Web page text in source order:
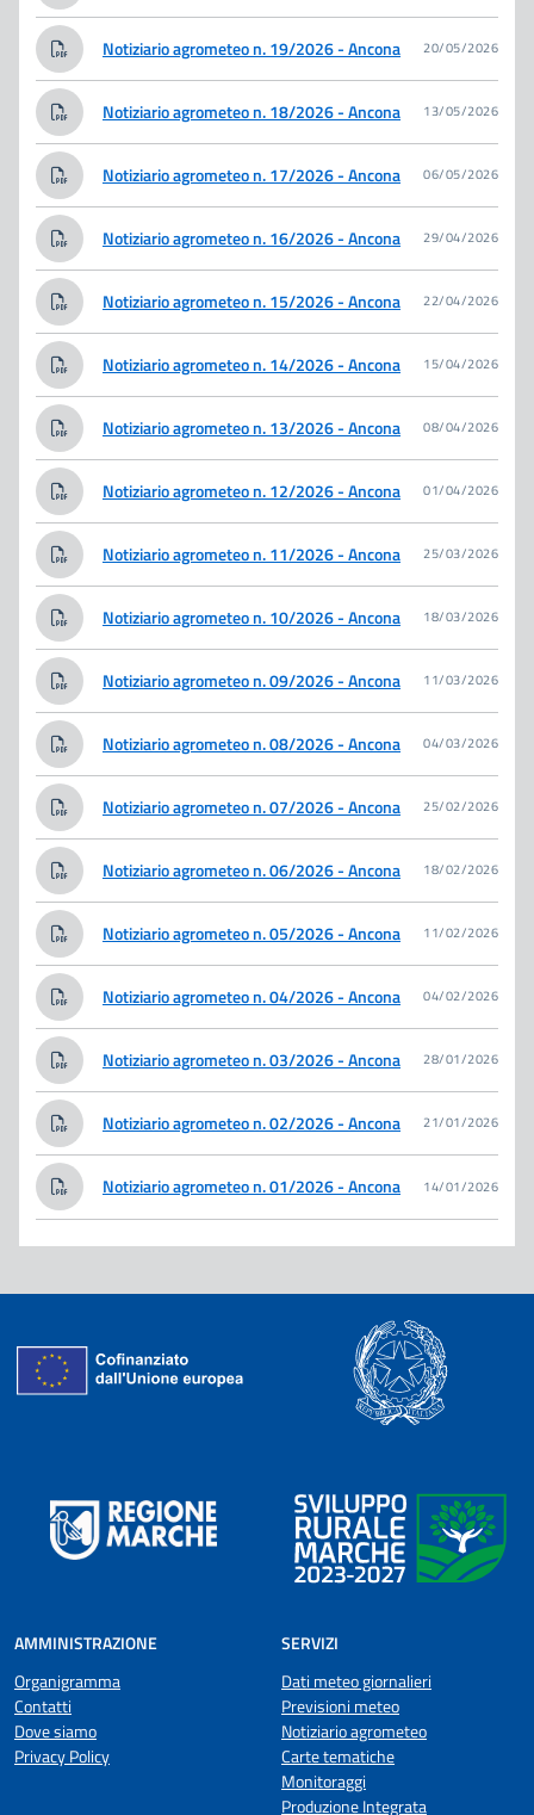
Notiziario agrometeo n. 19/2026 - Ancona 20/05/2026
Notiziario agrometeo n. 18/2026 - Ancona 13/05/2026
Notiziario agrometeo n. 17/2026 - Ancona 06/05/2026
Notiziario agrometeo n. 16/2026 - Ancona 29/04/2026
Notiziario agrometeo n. 15/2026 - Ancona 22/04/2026
Notiziario agrometeo n. 14/2026 - Ancona 15/04/2026
Notiziario agrometeo n. 13/2026 - Ancona 08/04/2026
Notiziario agrometeo n. 12/2026 - Ancona 01/04/2026
Notiziario agrometeo n. 11/2026 - Ancona 25/03/2026
Notiziario agrometeo n. 10/2026 - Ancona 18/03/2026
Notiziario agrometeo n. 09/2026 - Ancona 11/03/2026
Notiziario agrometeo n. 08/2026 - Ancona 04/03/2026
Notiziario agrometeo n. 07/2026 - Ancona 25/02/2026
Notiziario agrometeo n. 06/2026 - Ancona 18/02/2026
Notiziario agrometeo n. 05/2026 - Ancona 11/02/2026
Notiziario agrometeo n. 04/2026 - Ancona 04/02/2026
Notiziario agrometeo n. 03/2026 - Ancona 28/01/2026
Notiziario agrometeo n. 02/2026 - Ancona 21/01/2026
Notiziario agrometeo n. 01/2026 - Ancona 14/01/2026
AMMINISTRAZIONE
Organigramma
Contatti
Dove siamo
Privacy Policy
SERVIZI
Dati meteo giornalieri
Previsioni meteo
Notiziario agrometeo
Carte tematiche
Monitoraggi
Produzione Integrata